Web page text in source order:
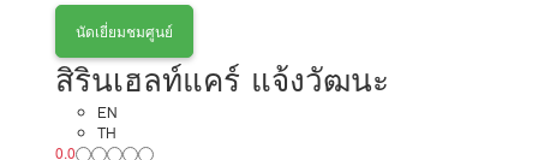
นัดเยี่ยมชมศูนย์
สิรินเฮลท์แคร์ แจ้งวัฒนะ
EN
TH
0.0